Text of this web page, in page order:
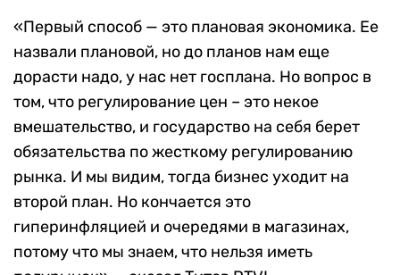
«Первый способ — это плановая экономика. Ее
назвали плановой, но до планов нам еще
дорасти надо, у нас нет госплана. Но вопрос в
том, что регулирование цен – это некое
вмешательство, и государство на себя берет
обязательства по жесткому регулированию
рынка. И мы видим, тогда бизнес уходит на
второй план. Но кончается это
гиперинфляцией и очередями в магазинах,
потому что мы знаем, что нельзя иметь